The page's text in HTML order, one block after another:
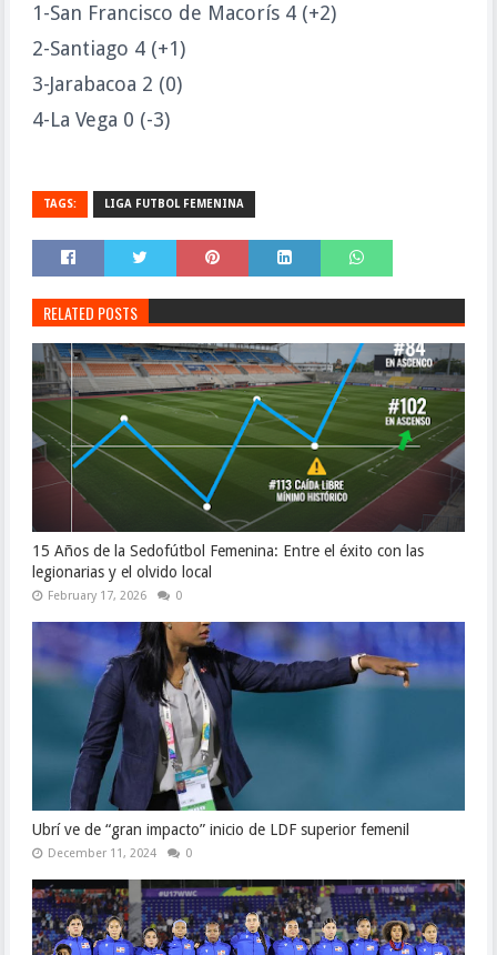
1-San Francisco de Macorís 4 (+2)
2-Santiago 4 (+1)
3-Jarabacoa 2 (0)
4-La Vega 0 (-3)
TAGS: LIGA FUTBOL FEMENINA
RELATED POSTS
15 Años de la Sedofútbol Femenina: Entre el éxito con las
legionarias y el olvido local
February 17, 2026 0
Ubrí ve de “gran impacto” inicio de LDF superior femenil
December 11, 2024 0